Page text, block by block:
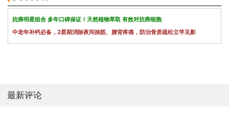
抗癌明星组合 多年口碑保证！天然植物萃取 有效对抗癌细胞
中老年补钙必备，2星期消除夜间抽筋、腰背疼痛，防治骨质疏松立竿见影
最新评论